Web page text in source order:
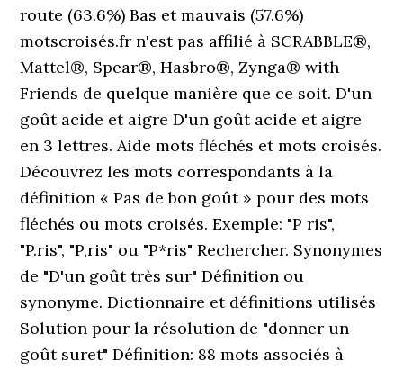
route (63.6%) Bas et mauvais (57.6%)
motscroisés.fr n'est pas affilié à SCRABBLE®,
Mattel®, Spear®, Hasbro®, Zynga® with
Friends de quelque manière que ce soit. D'un
goût acide et aigre D'un goût acide et aigre
en 3 lettres. Aide mots fléchés et mots croisés.
Découvrez les mots correspondants à la
définition « Pas de bon goût » pour des mots
fléchés ou mots croisés. Exemple: "P ris",
"P.ris", "P,ris" ou "P*ris" Rechercher. Synonymes
de "D'un goût très sur" Définition ou
synonyme. Dictionnaire et définitions utilisés
Solution pour la résolution de "donner un
goût suret" Définition: 88 mots associés à